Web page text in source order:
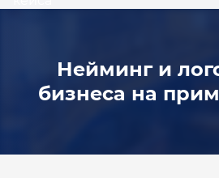
Нейминг и
бизнеса на